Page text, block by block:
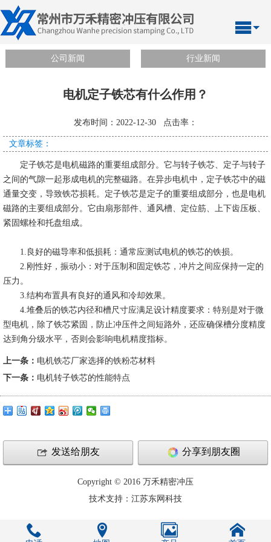
公司新闻 行业新闻
电机定子铁芯有什么作用？
发布时间：2022-12-30 点击率：
文章标签：
定子铁芯是电机磁路的重要组成部分。它与转子铁芯、定子与转子
之间的气隙一起形成电机的完整磁路。在异步电机中，定子铁芯中的磁
通量交变，导致铁芯损耗。定子铁芯是定子的重要组成部分，也是电机
磁路的主要组成部分。它由扇形部件、通风槽、定位筋、上下齿压板、
紧固螺栓和托盘组成。
1.良好的磁导率和低损耗：通常应测试电机的铁芯的铁损。
2.刚性好，振动小：对于压制和固定铁芯，冲片之间应保持一定的
压力。
3.结构布置具有良好的通风和冷却效果。
4.堆叠后的铁芯内径和槽尺寸应满足设计精度要求：特别是对于微
型电机，除了铁芯紧固，防止冲压件之间短路外，还应确保槽分度精度
达到角分级水平，否则会影响电机精度指标。
上一条： 电机铁芯厂家选择的铁粉芯材料
下一条： 电机转子铁芯的性能特点
发送给朋友 分享到朋友圈
Copyright © 2016 万禾精密冲压
技术支持：江苏东网科技